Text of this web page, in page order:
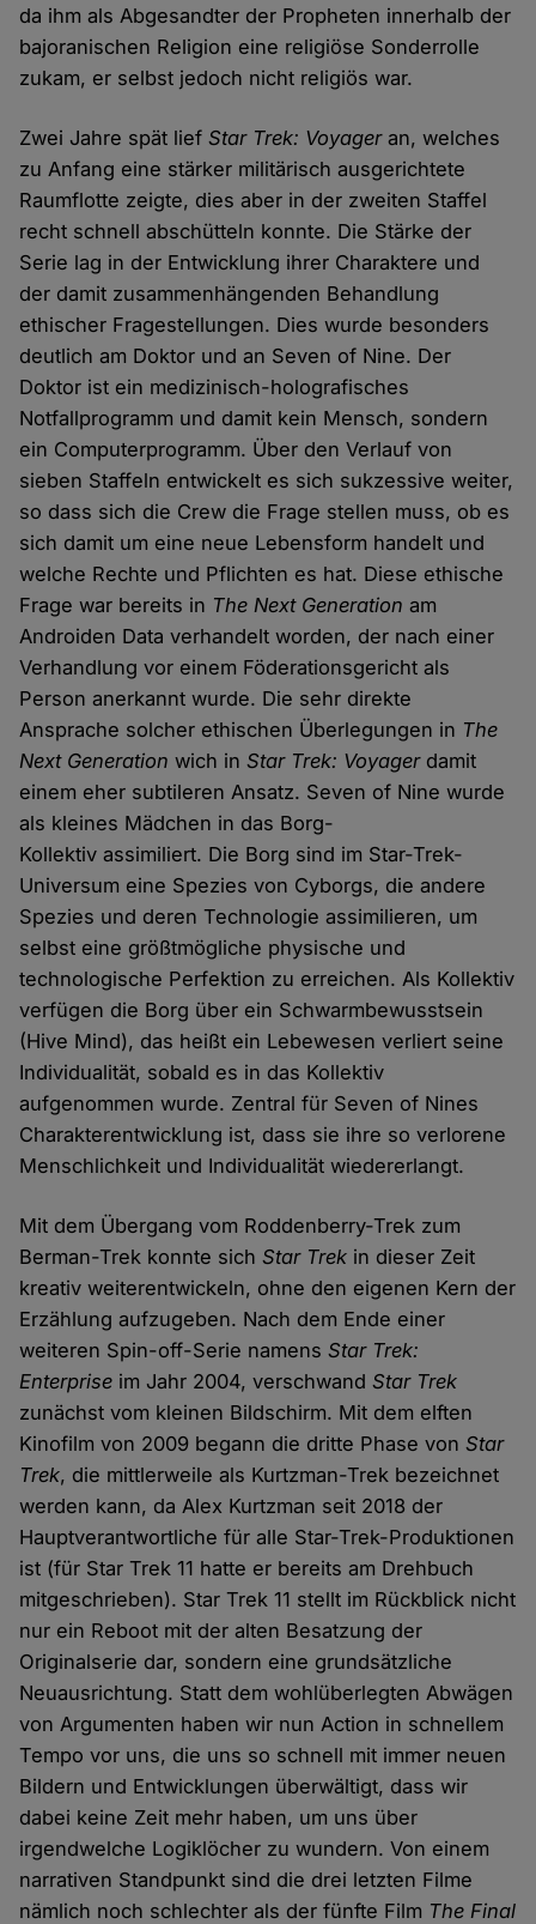
da ihm als Abgesandter der Propheten innerhalb der
bajoranischen Religion eine religiöse Sonderrolle
zukam, er selbst jedoch nicht religiös war.
Zwei Jahre spät liefStar Trek: Voyageran, welches
zu Anfang eine stärker militärisch ausgerichtete
Raumflotte zeigte, dies aber in der zweiten Staffel
recht schnell abschütteln konnte. Die Stärke der
Serie lag in der Entwicklung ihrer Charaktere und
der damit zusammenhängenden Behandlung
ethischer Fragestellungen. Dies wurde besonders
deutlich am Doktor und an Seven of Nine. Der
Doktor ist ein medizinisch-holografisches
Notfallprogramm und damit kein Mensch, sondern
ein Computerprogramm. Über den Verlauf von
sieben Staffeln entwickelt es sich sukzessive weiter,
so dass sich die Crew die Frage stellen muss, ob es
sich damit um eine neue Lebensform handelt und
welche Rechte und Pflichten es hat. Diese ethische
Frage war bereits in The Next Generation am
Androiden Data verhandelt worden, der nach einer
Verhandlung vor einem Föderationsgericht als
Person anerkannt wurde. Die sehr direkte
Ansprache solcher ethischen Überlegungen in The
Next Generation wich inStar Trek: Voyagerdamit
einem eher subtileren Ansatz. Seven of Nine wurde
als kleines Mädchen in das Borg-
Kollektiv assimiliert. Die Borg sind im Star-Trek-
Universum eine Spezies von Cyborgs, die andere
Spezies und deren Technologie assimilieren, um
selbst eine größtmögliche physische und
technologische Perfektion zu erreichen. Als Kollektiv
verfügen die Borg über ein Schwarmbewusstsein
(Hive Mind), das heißt ein Lebewesen verliert seine
Individualität, sobald es in das Kollektiv
aufgenommen wurde. Zentral für Seven of Nines
Charakterentwicklung ist, dass sie ihre so verlorene
Menschlichkeit und Individualität wiedererlangt.
Mit dem Übergang vom Roddenberry-Trek zum
Berman-Trek konnte sichStar Trek in dieser Zeit
kreativ weiterentwickeln, ohne den eigenen Kern der
Erzählung aufzugeben. Nach dem Ende einer
weiteren Spin-off-Serie namensStar Trek:
Enterprise im Jahr 2004, verschwandStar Trek
zunächst vom kleinen Bildschirm. Mit dem elften
Kinofilm von 2009 begann die dritte Phase vonStar
Trek, die mittlerweile als Kurtzman-Trek bezeichnet
werden kann, da Alex Kurtzman seit 2018 der
Hauptverantwortliche für alle Star-Trek-Produktionen
ist (für Star Trek 11 hatte er bereits am Drehbuch
mitgeschrieben). Star Trek 11 stellt im Rückblick nicht
nur ein Reboot mit der alten Besatzung der
Originalserie dar, sondern eine grundsätzliche
Neuausrichtung. Statt dem wohlüberlegten Abwägen
von Argumenten haben wir nun Action in schnellem
Tempo vor uns, die uns so schnell mit immer neuen
Bildern und Entwicklungen überwältigt, dass wir
dabei keine Zeit mehr haben, um uns über
irgendwelche Logiklöcher zu wundern. Von einem
narrativen Standpunkt sind die drei letzten Filme
nämlich noch schlechter als der fünfte Film The Final